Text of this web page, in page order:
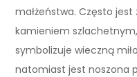
małżeństwa. Często
kamieniem
symbolizuje wieczną
natomiast jest noszona